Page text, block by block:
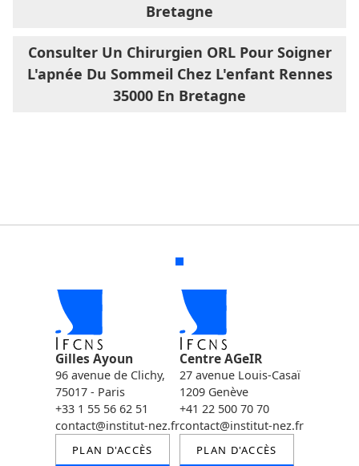
Bretagne
Consulter Un Chirurgien ORL Pour Soigner
L'apnée Du Sommeil Chez L'enfant Rennes
35000 En Bretagne
Gilles Ayoun
96 avenue de Clichy,
75017 - Paris
+33 1 55 56 62 51
contact@institut-nez.fr
PLAN D'ACCÈS
Centre AGeIR
27 avenue Louis-Casaï
1209 Genève
+41 22 500 70 70
contact@institut-nez.fr
PLAN D'ACCÈS